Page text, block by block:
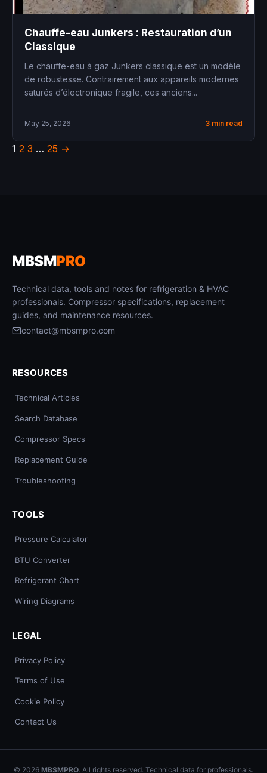
Chauffe-eau Junkers : Restauration d’un
Classique
Le chauffe-eau à gaz Junkers classique est un modèle
de robustesse. Contrairement aux appareils modernes
saturés d’électronique fragile, ces anciens...
May 25, 2026 3 min read
Posts
1 2 3 … 25 →
MBSMPRO
Technical data, tools and notes for refrigeration & HVAC
professionals. Compressor specifications, replacement
guides, and maintenance resources.
contact@mbsmpro.com
RESOURCES
Technical Articles
Search Database
Compressor Specs
Replacement Guide
Troubleshooting
TOOLS
Pressure Calculator
BTU Converter
Refrigerant Chart
Wiring Diagrams
LEGAL
Privacy Policy
Terms of Use
Cookie Policy
Contact Us
© 2026 MBSMPRO. All rights reserved. Technical data for professionals.